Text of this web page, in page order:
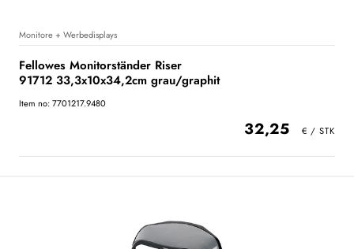
Monitore + Werbedisplays
Fellowes Monitorständer Riser
91712 33,3x10x34,2cm grau/graphit
Item no: 7701217.9480
32,25